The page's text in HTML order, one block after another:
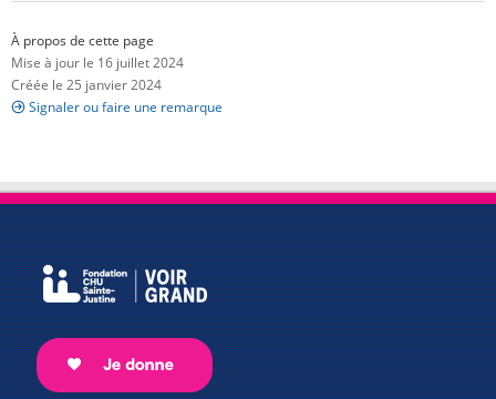
À propos de cette page
Mise à jour le 16 juillet 2024
Créée le 25 janvier 2024
Signaler ou faire une remarque